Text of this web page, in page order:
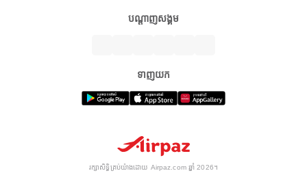
បណ្តាញសង្គម
ទាញយក
រក្សាសិទ្ធិគ្រប់យ៉ាងដោយ Airpaz.com ឆ្នាំ 2026។